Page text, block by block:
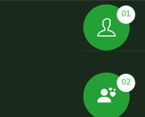
01
02